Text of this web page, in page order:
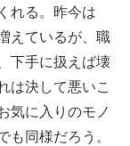
れる。昨今は
えているが、職
下手に扱えば壊
は決して悪いこ
気に入りのモノ
も同様だろう。